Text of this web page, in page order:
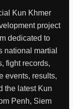
Kun Khmer
project
dedicated to
national martial
fight records,
events, results,
the latest Kun
Penh, Siem